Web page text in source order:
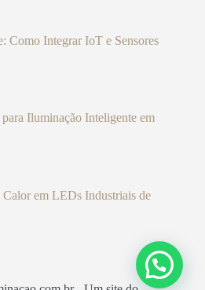
Como Integrar IoT e Sensores
Iluminação Inteligente em
em LEDs Industriais de